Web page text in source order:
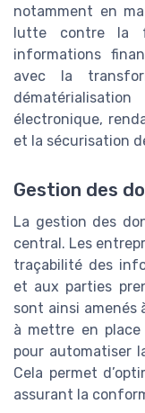
notamment en
lutte contre la
informations
avec la
électronique,
et la sécurisation
Gestion des
La gestion des
central. Les
traçabilité des
et aux parties
sont ainsi amenés
à mettre en place
pour automatiser
Cela permet
assurant la